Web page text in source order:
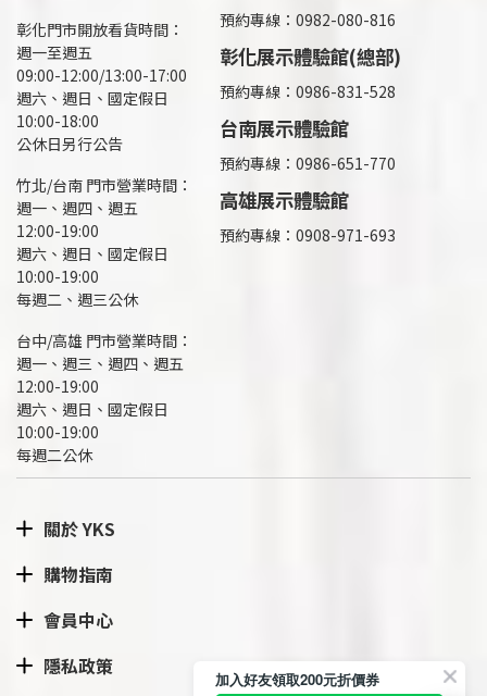
彰化門市開放看貨時間：
週一至週五
09:00-12:00/13:00-17:00
週六、週日、國定假日
10:00-18:00
公休日另行公告
竹北/台南 門市營業時間：
週一、週四、週五
12:00-19:00
週六、週日、國定假日
10:00-19:00
每週二、週三公休
台中/高雄 門市營業時間：
週一、週三、週四、週五
12:00-19:00
週六、週日、國定假日
10:00-19:00
每週二公休
預約專線：0982-080-816
彰化展示體驗館(總部)
預約專線： 0986-831-528
台南展示體驗館
預約專線：0986-651-770
高雄展示體驗館
預約專線： 0908-971-693
關於 YKS
購物指南
會員中心
隱私政策
加入好友領取200元折價券